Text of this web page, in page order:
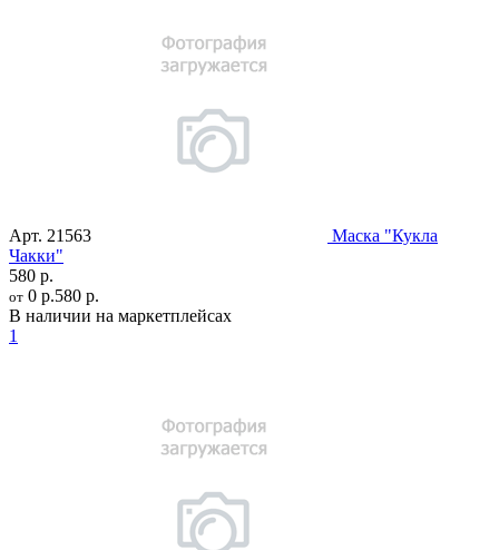
Арт. 21563
Маска "Кукла
Чакки"
580 р.
от 0 р.580 р.
В наличии на маркетплейсах
1